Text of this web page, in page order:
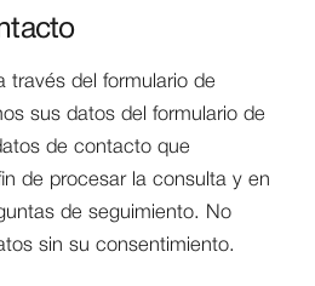
través del formulario de
sus datos del formulario de
de contacto que
de procesar la consulta y en
de seguimiento. No
sin su consentimiento.